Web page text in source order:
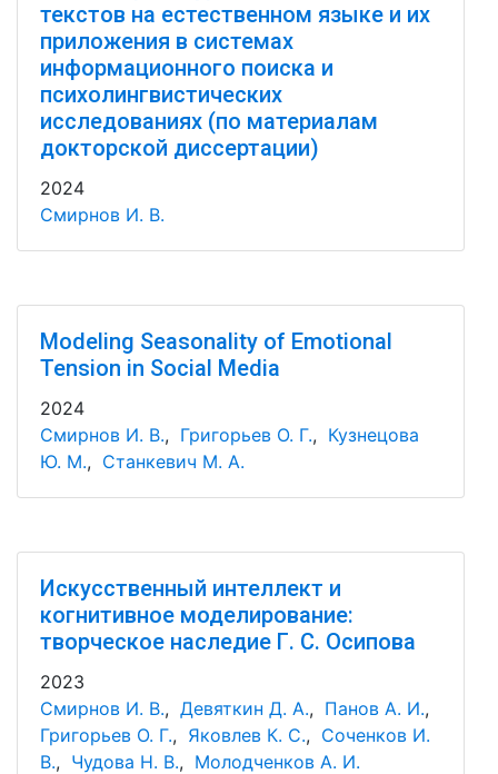
текстов на естественном языке и их
приложения в системах
информационного поиска и
психолингвистических
исследованиях (по материалам
докторской диссертации)
2024
Смирнов И. В.
Modeling Seasonality of Emotional
Tension in Social Media
2024
Смирнов И. В., Григорьев О. Г., Кузнецова
Ю. М., Станкевич М. А.
Искусственный интеллект и
когнитивное моделирование:
творческое наследие Г. С. Осипова
2023
Смирнов И. В., Девяткин Д. А., Панов А. И.,
Григорьев О. Г., Яковлев К. С., Соченков И.
В., Чудова Н. В., Молодченков А. И.